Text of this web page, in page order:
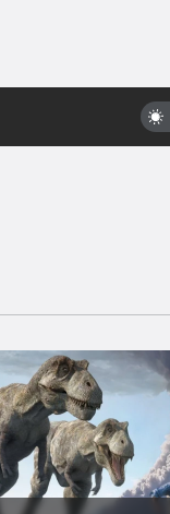
оккультиста